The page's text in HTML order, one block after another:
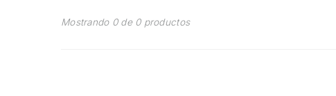
Mostrando 0de 0productos